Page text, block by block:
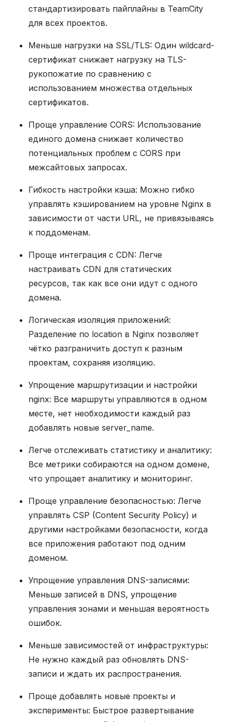
стандартизировать пайплайны в TeamCity
для всех проектов.
Меньше нагрузки на SSL/TLS: Один wildcard-
сертификат снижает нагрузку на TLS-
рукопожатие по сравнению с
использованием множества отдельных
сертификатов.
Проще управление CORS: Использование
единого домена снижает количество
потенциальных проблем с CORS при
межсайтовых запросах.
Гибкость настройки кэша: Можно гибко
управлять кэшированием на уровне Nginx в
зависимости от части URL, не привязываясь
к поддоменам.
Проще интеграция с CDN: Легче
настраивать CDN для статических
ресурсов, так как все они идут с одного
домена.
Логическая изоляция приложений:
Разделение по location в Nginx позволяет
чётко разграничить доступ к разным
проектам, сохраняя изоляцию.
Упрощение маршрутизации и настройки
nginx: Все маршруты управляются в одном
месте, нет необходимости каждый раз
добавлять новые server_name.
Легче отслеживать статистику и аналитику:
Все метрики собираются на одном домене,
что упрощает аналитику и мониторинг.
Проще управление безопасностью: Легче
управлять CSP (Content Security Policy) и
другими настройками безопасности, когда
все приложения работают под одним
доменом.
Упрощение управления DNS-записями:
Меньше записей в DNS, упрощение
управления зонами и меньшая вероятность
ошибок.
Меньше зависимостей от инфраструктуры:
Не нужно каждый раз обновлять DNS-
записи и ждать их распространения.
Проще добавлять новые проекты и
эксперименты: Быстрое развертывание